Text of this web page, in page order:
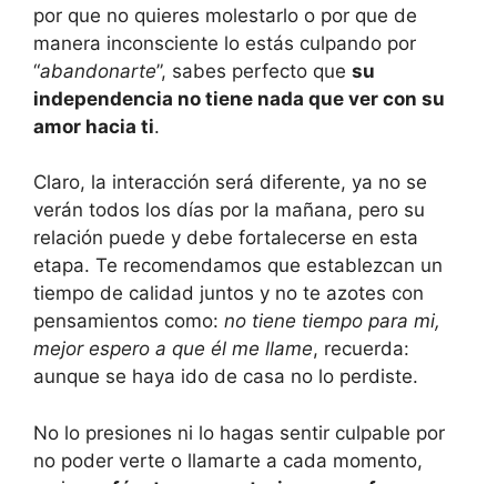
por que no quieres molestarlo o por que de
manera inconsciente lo estás culpando por
“abandonarte”, sabes perfecto que su
independencia no tiene nada que ver con su
amor hacia ti.
Claro, la interacción será diferente, ya no se
verán todos los días por la mañana, pero su
relación puede y debe fortalecerse en esta
etapa. Te recomendamos que establezcan un
tiempo de calidad juntos y no te azotes con
pensamientos como: no tiene tiempo para mi,
mejor espero a que él me llame, recuerda:
aunque se haya ido de casa no lo perdiste.
No lo presiones ni lo hagas sentir culpable por
no poder verte o llamarte a cada momento,